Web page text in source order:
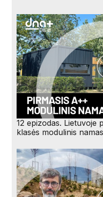
12 epizodas. Lietuvoje
klasės modulinis namas